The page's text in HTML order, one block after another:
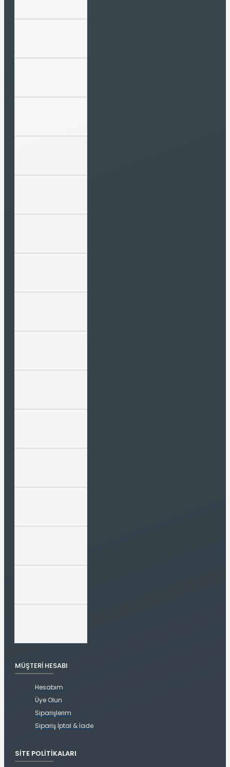
MÜŞTERI HESABI
Hesabım
Üye Olun
Siparişlerim
Sipariş İptal & İade
SITE POLITIKALARI